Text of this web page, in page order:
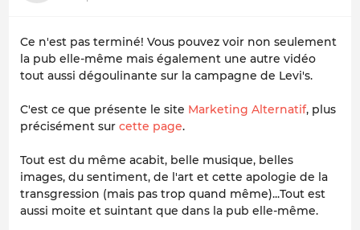
Ce n'est pas terminé! Vous pouvez voir non seulement
la pub elle-même mais également une autre vidéo
tout aussi dégoulinante sur la campagne de Levi's.
C'est ce que présente le site Marketing Alternatif, plus
précisément sur cette page.
Tout est du même acabit, belle musique, belles
images, du sentiment, de l'art et cette apologie de la
transgression (mais pas trop quand même)...Tout est
aussi moite et suintant que dans la pub elle-même.